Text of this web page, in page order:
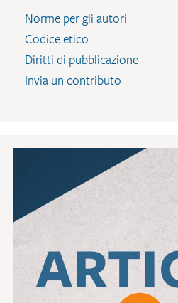
Norme per gli autori
Codice etico
Diritti di pubblicazione
Invia un contributo